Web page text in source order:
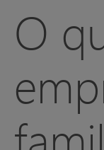
O